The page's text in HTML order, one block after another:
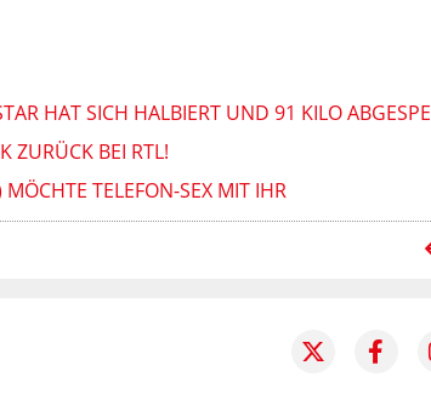
HAT SICH HALBIERT UND 91 KILO
ZURÜCK BEI RTL!
TELEFON-SEX MIT IHR